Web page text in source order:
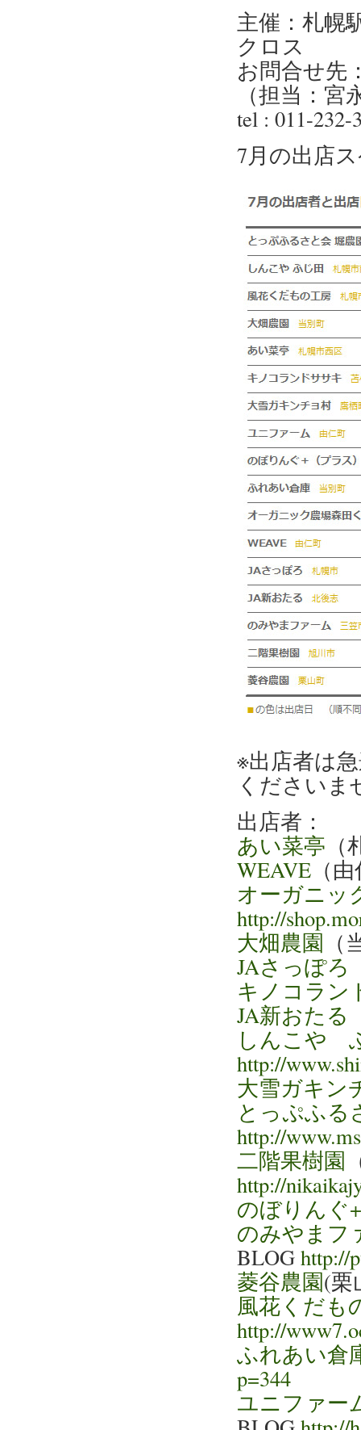
主催：札幌
クロス
お問合せ先
（担当：宮
tel : 011-232-
7月の出店
※出店者は
くださいま
出店者：
あい菜亭
WEAVE （
オーガニッ
http://
大畑農園
JAさっぽろ
キノコラン
JA新おたる
しんこや
http://
大雪ガキン
とっぷふる
http://
二階果樹園
http://
のぼりんぐ+
のみやまフ
BLOG http://
菱谷農園(栗
風花くだも
http://
ふれあい倉
p=344
ユニファー